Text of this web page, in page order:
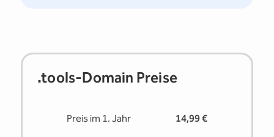
.tools-Domain Preise
Preis im 1. Jahr 14,99 €